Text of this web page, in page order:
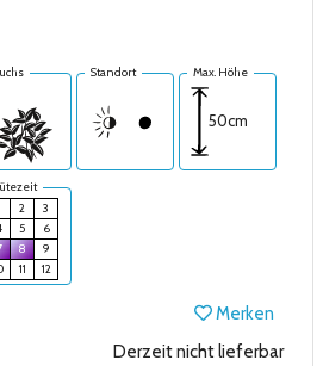
Standort Max. Höhe
50cm
2
3
5
6
8
9
11 12
Merken
Derzeit nicht lieferbar